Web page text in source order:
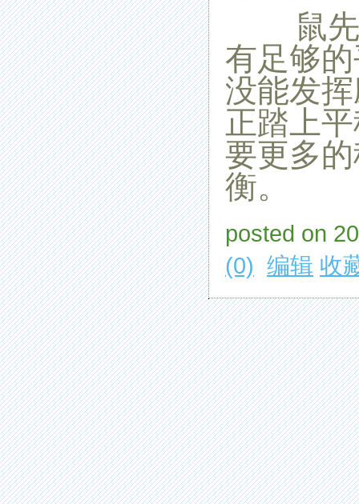
鼠先
有足够
没能发
正踏上
要更多
衡。
posted on
(0) 编辑 收